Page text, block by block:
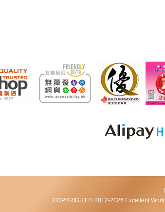
COPYRIGHT © 2012-2026 Excellent